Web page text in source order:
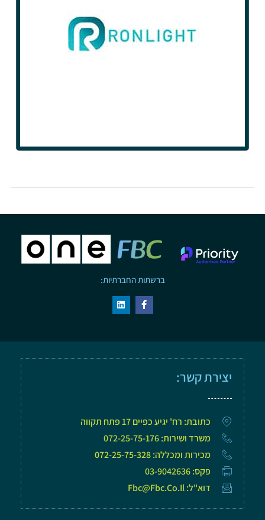
ברשתות החברתיות:
יצירת קשר:
כתובת: רח' יגיע כפיים 17 פתח תקווה
משרד ושירות: 072-25-75-176
מכירות ומכללה: 072-25-75-328
פקס: 03-9042636
דוא"ל: Fbc@fbc.co.il